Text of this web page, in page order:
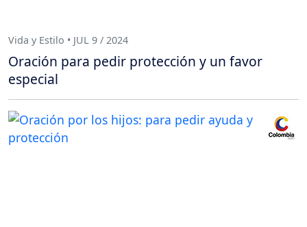
Vida y Estilo • JUL 9 / 2024
Oración para pedir protección y un favor
especial